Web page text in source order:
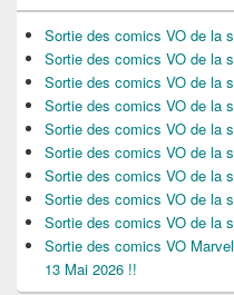
Sortie des comics VO de la
Sortie des comics VO de la
Sortie des comics VO de la
Sortie des comics VO de la
Sortie des comics VO de la
Sortie des comics VO de la
Sortie des comics VO de la
Sortie des comics VO de la
Sortie des comics VO de la
Sortie des comics VO
13 Mai 2026 !!